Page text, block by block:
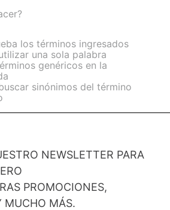
los términos ingresados
una sola palabra
genéricos en la
sinónimos del término
NEWSLETTER PARA
PROMOCIONES,
MUCHO MÁS.